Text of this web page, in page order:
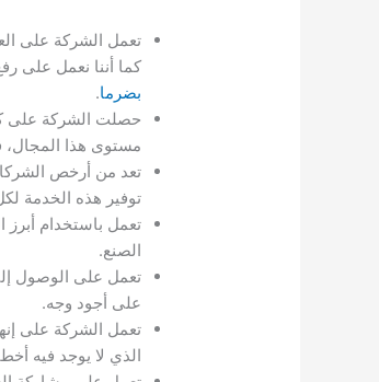
تعمل الشركة على
كما أننا نعمل على
بضرما.
حصلت الشركة على
مستوى هذا
تعد من أرخص
توفير هذه الخدمة
تعمل باستخدام
الصنع.
تعمل على الوصول
على أجود وجه.
تعمل الشركة على
الذي لا يوجد فيه